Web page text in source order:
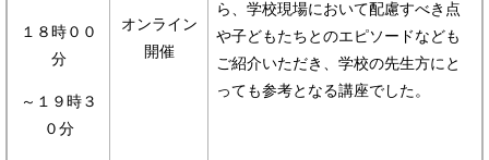
１８時００
分
～１９時３
０分
オンライン
開催
ら、学校現場において配慮すべき点
や子どもたちとのエピソードなども
ご紹介いただき、学校の先生方にと
っても参考となる講座でした。